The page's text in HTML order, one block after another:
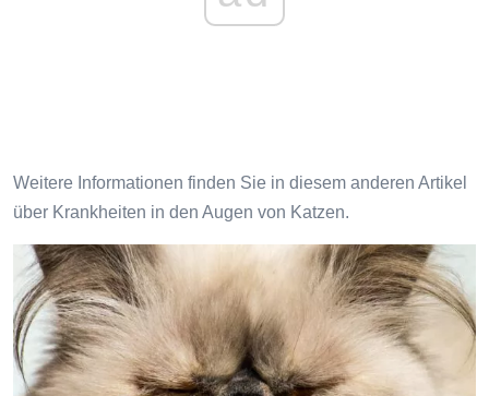
Weitere Informationen finden Sie in diesem anderen Artikel
über Krankheiten in den Augen von Katzen.